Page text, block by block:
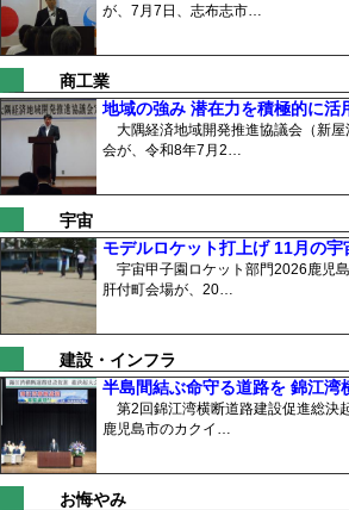
が、7月7日、志布志市…
商工業
地域の強み 潜在力を積極的に
大隅経済地域開発推進協議会（新
会が、令和8年7月2…
宇宙
モデルロケット打上げ 11月の
宇宙甲子園ロケット部門2026鹿児
肝付町会場が、20…
建設・インフラ
半島間結ぶ命守る道路を 錦江
第2回錦江湾横断道路建設促進総決
鹿児島市のカクイ…
お悔やみ